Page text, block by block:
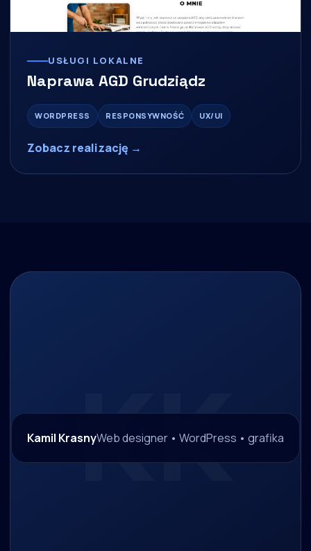
USŁUGI LOKALNE
Naprawa AGD Grudziądz
WORDPRESS RESPONSYWNOŚĆ UX/UI
Zobacz realizację →
Kamil KrasnyWeb designer • WordPress • grafika